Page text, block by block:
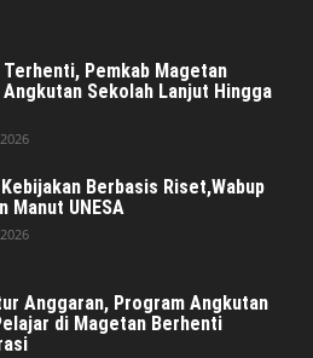
Terhenti, Pemkab Magetan
Angkutan Sekolah Lanjut Hingga
Kebijakan Berbasis Riset,Wabup
Manut UNESA
Anggaran, Program Angkutan
di Magetan Berhenti